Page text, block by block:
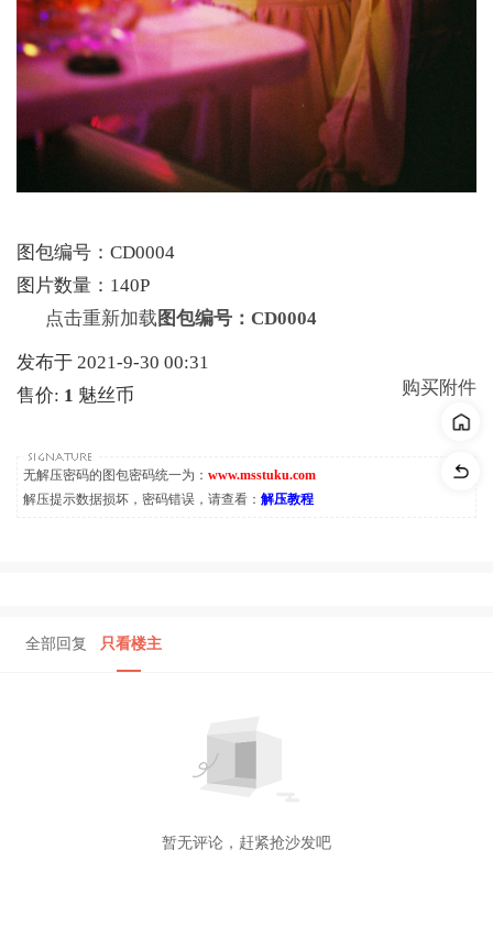
图包编号：CD0004
图片数量：140P
点击重新加载 图包编号：CD0004
发布于 2021-9-30 00:31
售价: 1 魅丝币 购买附件
无解压密码的图包密码统一为： www.msstuku.com
解压提示数据损坏，密码错误，请查看： 解压教程
全部回复 只看楼主
暂无评论，赶紧抢沙发吧